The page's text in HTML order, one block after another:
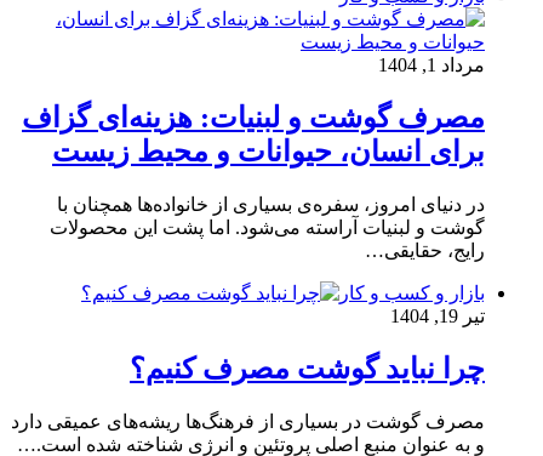
مرداد 1, 1404
مصرف گوشت و لبنیات: هزینه‌ای گزاف
برای انسان، حیوانات و محیط زیست
در دنیای امروز، سفره‌ی بسیاری از خانواده‌ها همچنان با
گوشت و لبنیات آراسته می‌شود. اما پشت این محصولات
رایج، حقایقی…
بازار و کسب و کار
تیر 19, 1404
چرا نباید گوشت مصرف کنیم؟
مصرف گوشت در بسیاری از فرهنگ‌ها ریشه‌های عمیقی دارد
و به عنوان منبع اصلی پروتئین و انرژی شناخته شده است.…